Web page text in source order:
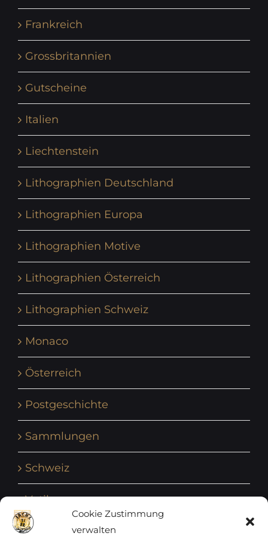
Cookie Zustimmung
verwalten
Frankreich
Grossbritannien
Gutscheine
Italien
Liechtenstein
Lithographien Deutschland
Lithographien Europa
Lithographien Motive
Lithographien Österreich
Lithographien Schweiz
Monaco
Österreich
Postgeschichte
Sammlungen
Schweiz
Vatikan
Vereinte Nationen